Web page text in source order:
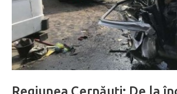
Regiunea Cernăuți: De la